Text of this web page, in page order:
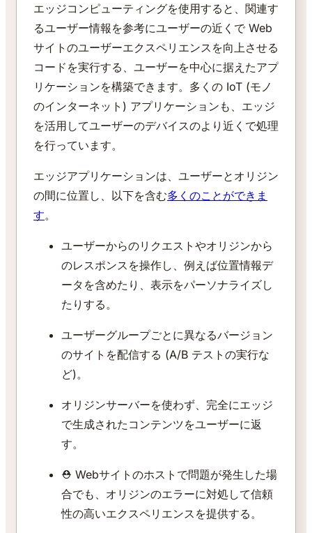
エッジコンピューティングを使用すると、関連す
るユーザー情報を参考にユーザーの近くで Web
サイトのユーザーエクスペリエンスを向上させる
コードを実行する、ユーザーを中心に据えたアプ
リケーションを構築できます。多くの IoT (モノ
のインターネット) アプリケーションも、エッジ
を活用してユーザーのデバイスのより近くで処理
を行っています。
エッジアプリケーションは、ユーザーとオリジン
の間に位置し、以下を含む多くのことができま
す。
ユーザーからのリクエストやオリジンから
のレスポンスを操作し、例えば位置情報デ
ータを含めたり、表示をパーソナライズし
たりする。
ユーザーグループごとに異なるバージョン
のサイトを配信する (A/B テストの実行な
ど)。
オリジンサーバーを使わず、完全にエッジ
で生成されたコンテンツをユーザーに返
す。
⛑️ Webサイトのホストで問題が発生した場
合でも、オリジンのエラーに対処して信頼
性の高いエクスペリエンスを提供する。